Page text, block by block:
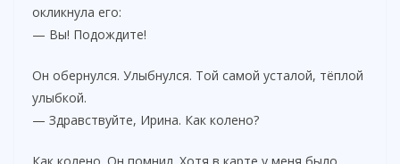
окликнула его:
— Вы! Подождите!
Он обернулся. Улыбнулся. Той самой усталой, тёплой
улыбкой.
— Здравствуйте, Ирина. Как колено?